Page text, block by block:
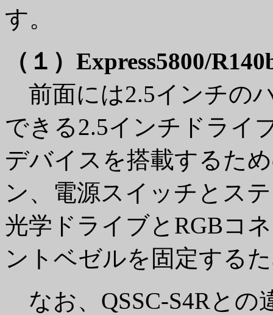
す。
（１）Express5800/
前面には2.5インチの
できる2.5インチドライ
デバイスを搭載するた
ン、電源スイッチとス
光学ドライブとRGBコ
ントベゼルを固定する
なお、QSSC-S4Rとの